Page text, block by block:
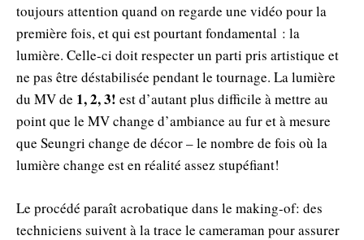
toujours attention quand on regarde une vidéo pour la
première fois, et qui est pourtant fondamental : la
lumière. Celle-ci doit respecter un parti pris artistique et
ne pas être déstabilisée pendant le tournage. La lumière
du MV de 1, 2, 3! est d’autant plus difficile à mettre au
point que le MV change d’ambiance au fur et à mesure
que Seungri change de décor – le nombre de fois où la
lumière change est en réalité assez stupéfiant!
Le procédé paraît acrobatique dans le making-of: des
techniciens suivent à la trace le cameraman pour assurer